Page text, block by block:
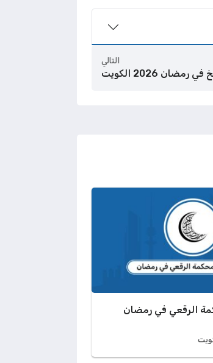
التالي
2026 الكويت
الرقعي في رمضان